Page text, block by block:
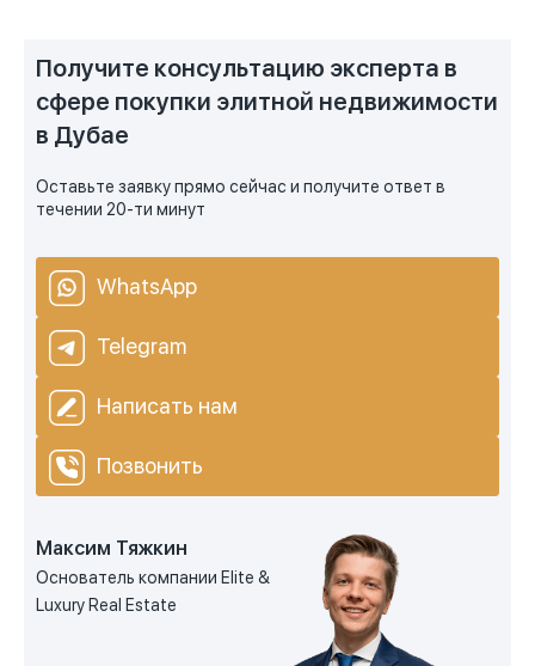
Получите консультацию эксперта в
сфере покупки элитной недвижимости
в Дубае
Оставьте заявку прямо сейчас и получите ответ в
течении 20-ти минут
WhatsApp
Telegram
Написать нам
Позвонить
Максим Тяжкин
Основатель компании Elite &
Luxury Real Estate